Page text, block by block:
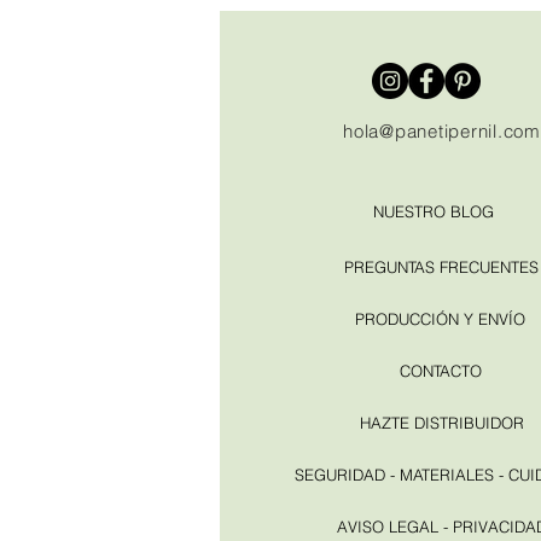
NUESTRO BLOG
PREGUNTAS FRECUENTES
PRODUCCIÓN Y ENVÍO
CONTACTO
HAZTE DISTRIBUIDOR
SEGURIDAD - MATERIALES -
AVISO LEGAL -
hola@panetipernil.com